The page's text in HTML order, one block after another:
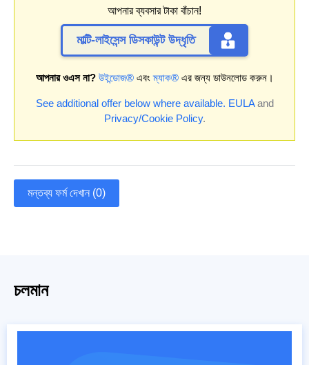
আপনার ব্যবসার টাকা বাঁচান!
মাল্টি-লাইসেন্স ডিসকাউন্ট উদ্ধৃতি
আপনার ওএস না? উইন্ডোজ®এবংম্যাক®এর জন্য ডাউনলোড করুন।
See additional offer below where available. EULAand
Privacy/Cookie Policy.
মন্তব্য ফর্ম দেখান (0)
চলমান